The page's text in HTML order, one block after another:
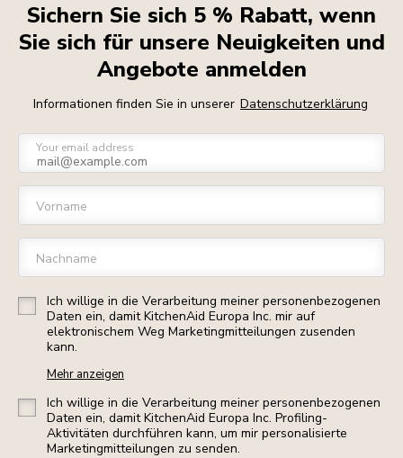
Sichern Sie sich 5 % Rabatt, wenn
Sie sich für unsere Neuigkeiten und
Angebote anmelden
Informationen finden Sie in unserer Datenschutzerklärung
Your email address
Vorname
Nachname
Ich willige in die Verarbeitung meiner personenbezogenen
Daten ein, damit KitchenAid Europa Inc. mir auf
elektronischem Weg Marketingmitteilungen zusenden
kann.
Mehr anzeigen
Ich willige in die Verarbeitung meiner personenbezogenen
Daten ein, damit KitchenAid Europa Inc. Profiling-
Aktivitäten durchführen kann, um mir personalisierte
Marketingmitteilungen zu senden.